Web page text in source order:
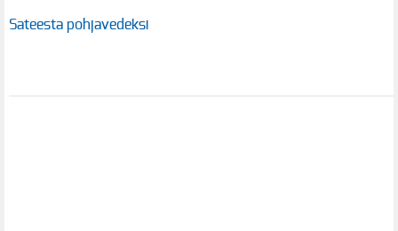
Sateesta pohjavedeksi